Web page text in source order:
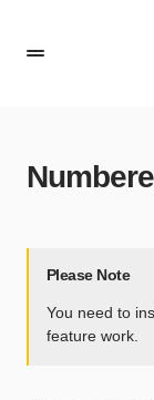
Please Note
You need to
feature work.